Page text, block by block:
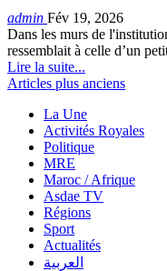
admin Fév 19, 2026
Dans les murs de
ressemblait à celle d’un
Lire la suite...
Articles plus anciens
La Une
Activités Royales
Politique
MRE
Maroc / Afrique
Asdae TV
Régions
Sport
Actualités
العربية